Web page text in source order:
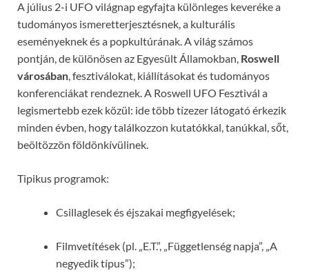
A július 2-i UFO világnap egyfajta különleges keveréke a
tudományos ismeretterjesztésnek, a kulturális
eseményeknek és a popkultúrának. A világ számos
pontján, de különösen az Egyesült Államokban, Roswell
városában, fesztiválokat, kiállításokat és tudományos
konferenciákat rendeznek. A Roswell UFO Fesztivál a
legismertebb ezek közül: ide több tízezer látogató érkezik
minden évben, hogy találkozzon kutatókkal, tanúkkal, sőt,
beöltözzön földönkívülinek.
Tipikus programok:
Csillaglesek és éjszakai megfigyelések;
Filmvetítések (pl. „E.T.”, „Függetlenség napja”, „A
negyedik típus”);